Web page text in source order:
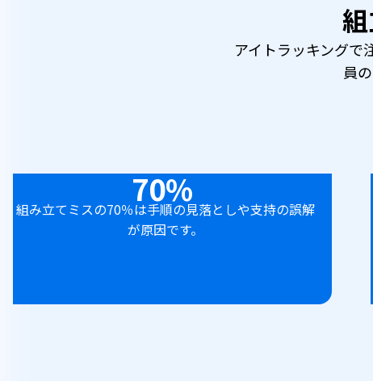
アイトラッキングで
員
70%
組み立てミスの70％は手順の見落としや支持の誤解
が原因です。